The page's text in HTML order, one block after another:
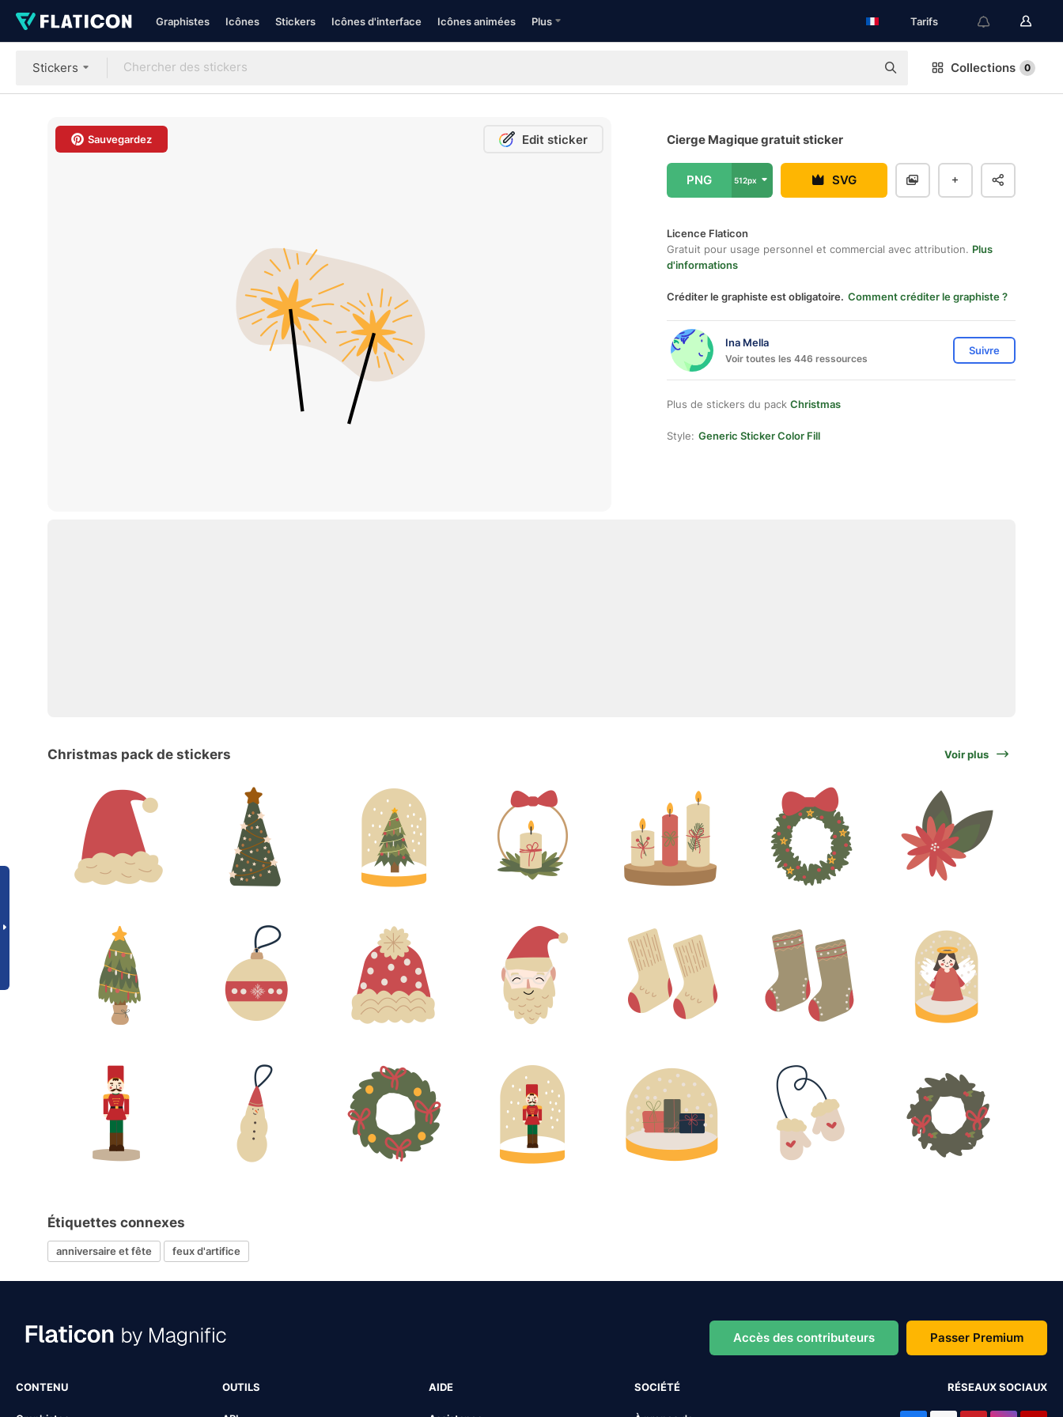
Graphistes Icônes Stickers Icônes d'interface Icônes animées Plus Tarifs
Stickers Collections 0
Sauvegardez Edit sticker Cierge Magique gratuit sticker
PNG 512px SVG
Licence Flaticon
Gratuit pour usage personnel et commercial avec attribution. Plus
d'informations
Créditer le graphiste est obligatoire. Comment créditer le graphiste ?
Ina Mella
Voir toutes les 446 ressources
Suivre
Plus de stickers du pack Christmas
Style: Generic Sticker Color Fill
Christmas pack de stickers Voir plus
Étiquettes connexes
anniversaire et fête feux d'artifice
Accès des contributeurs Passer Premium
CONTENU OUTILS AIDE SOCIÉTÉ RÉSEAUX SOCIAUX